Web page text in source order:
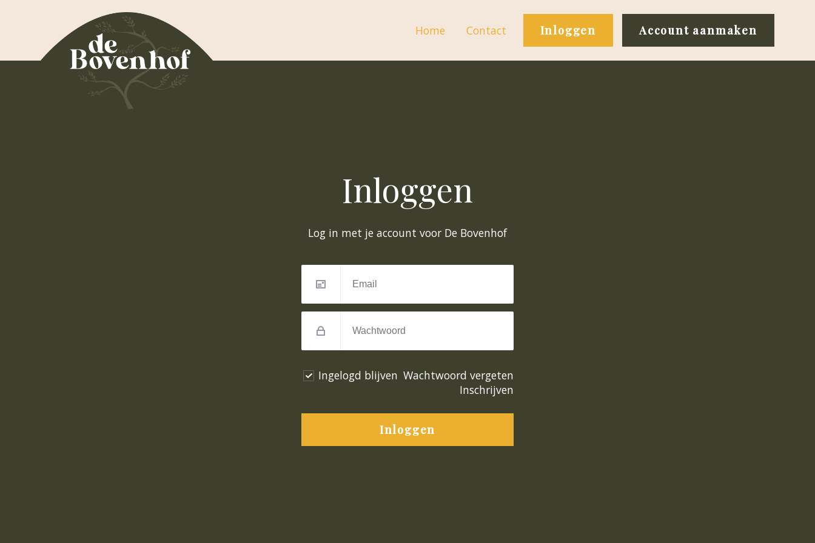
Inloggen Account aanmaken
Home Contact
Inloggen
Log in met je account voor De Bovenhof
Ingelogd blijven Wachtwoord vergeten
Inschrijven
Inloggen